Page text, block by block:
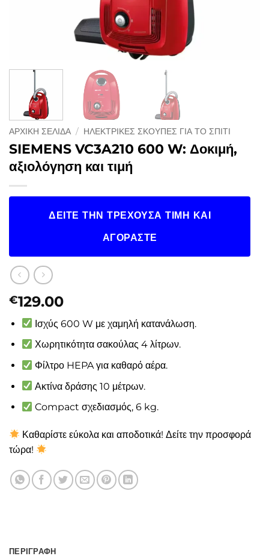
ΑΡΧΙΚΉ ΣΕΛΊΔΑ / ΗΛΕΚΤΡΙΚΈΣ ΣΚΟΎΠΕΣ ΓΙΑ ΤΟ ΣΠΊΤΙ
SIEMENS VC3A210 600 W: Δοκιμή,
αξιολόγηση και τιμή
ΔΕΊΤΕ ΤΗΝ ΤΡΈΧΟΥΣΑ ΤΙΜΉ ΚΑΙ
ΑΓΟΡΆΣΤΕ
€129.00
Ισχύς 600 W με χαμηλή κατανάλωση.
Χωρητικότητα σακούλας 4 λίτρων.
Φίλτρο HEPA για καθαρό αέρα.
Ακτίνα δράσης 10 μέτρων.
Compact σχεδιασμός, 6 kg.
Καθαρίστε εύκολα και αποδοτικά! Δείτε την προσφορά
τώρα!
ΠΕΡΙΓΡΑΦΉ